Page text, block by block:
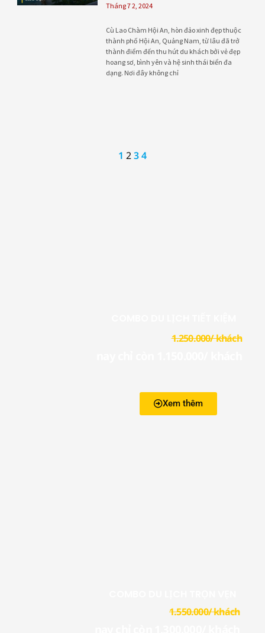
Tháng 7 2, 2024
Cù Lao Chàm Hội An, hòn đảo xinh đẹp thuộc
thành phố Hội An, Quảng Nam, từ lâu đã trở
thành điểm đến thu hút du khách bởi vẻ đẹp
hoang sơ, bình yên và hệ sinh thái biển đa
dạng. Nơi đây không chỉ
1 234
1.250.000/ khách
Xem thêm
1.550.000/ khách